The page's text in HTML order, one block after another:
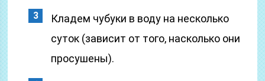
Кладем чубуки в воду на несколько
суток (зависит от того, насколько они
просушены).